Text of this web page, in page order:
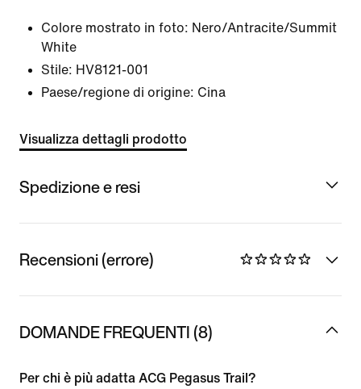
Colore mostrato in foto: Nero/Antracite/Summit
White
Stile: HV8121-001
Paese/regione di origine: Cina
Visualizza dettagli prodotto
Spedizione e resi
Recensioni (errore)
DOMANDE FREQUENTI (8)
Per chi è più adatta ACG Pegasus Trail?